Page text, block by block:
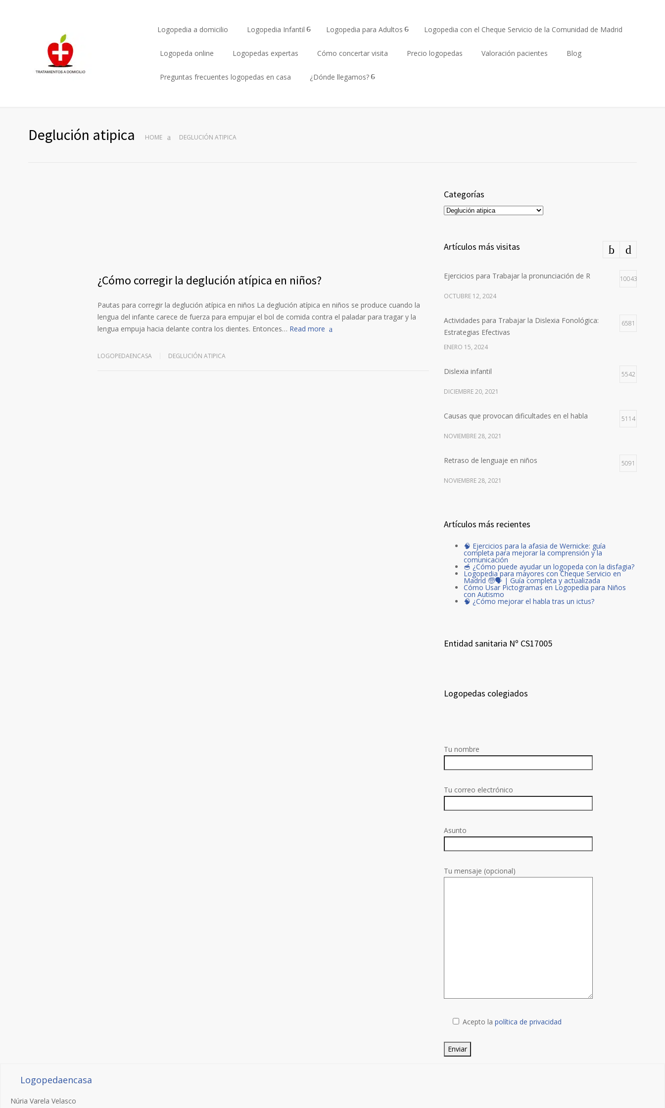
Logopedia a domicilio Logopedia Infantil Logopedia para Adultos Logopedia con el Cheque Servicio de la Comunidad de Madrid
Logopeda online Logopedas expertas Cómo concertar visita Precio logopedas Valoración pacientes Blog
Preguntas frecuentes logopedas en casa ¿Dónde llegamos?
Deglución atipica HOME DEGLUCIÓN ATIPICA
¿Cómo corregir la deglución atípica en niños?
Pautas para corregir la deglución atípica en niños La deglución atípica en niños se produce cuando la
lengua del infante carece de fuerza para empujar el bol de comida contra el paladar para tragar y la
lengua empuja hacia delante contra los dientes. Entonces… Read more
LOGOPEDAENCASA DEGLUCIÓN ATIPICA
Categorías
Categorías
Artículos más visitas
Ejercicios para Trabajar la pronunciación de R 10043
OCTUBRE 12, 2024
Actividades para Trabajar la Dislexia Fonológica:
Estrategias Efectivas
6581
ENERO 15, 2024
Dislexia infantil 5542
DICIEMBRE 20, 2021
Causas que provocan dificultades en el habla 5114
NOVIEMBRE 28, 2021
Retraso de lenguaje en niños 5091
NOVIEMBRE 28, 2021
Artículos más recientes
🧠 Ejercicios para la afasia de Wernicke: guía
completa para mejorar la comprensión y la
comunicación
🥣 ¿Cómo puede ayudar un logopeda con la disfagia?
Logopedia para mayores con Cheque Servicio en
Madrid 🧓🗣️ | Guía completa y actualizada
Cómo Usar Pictogramas en Logopedia para Niños
con Autismo
🧠 ¿Cómo mejorar el habla tras un ictus?
Entidad sanitaria Nº CS17005
Logopedas colegiados
Tu nombre
Tu correo electrónico
Asunto
Tu mensaje (opcional)
Acepto la política de privacidad
Logopedaencasa
Núria Varela Velasco